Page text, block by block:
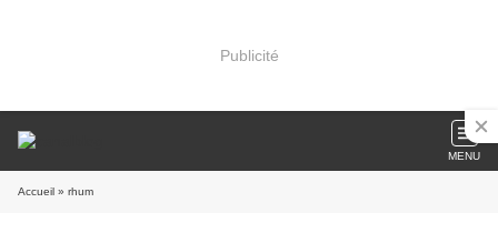
Publicité
MENU
Accueil » rhum